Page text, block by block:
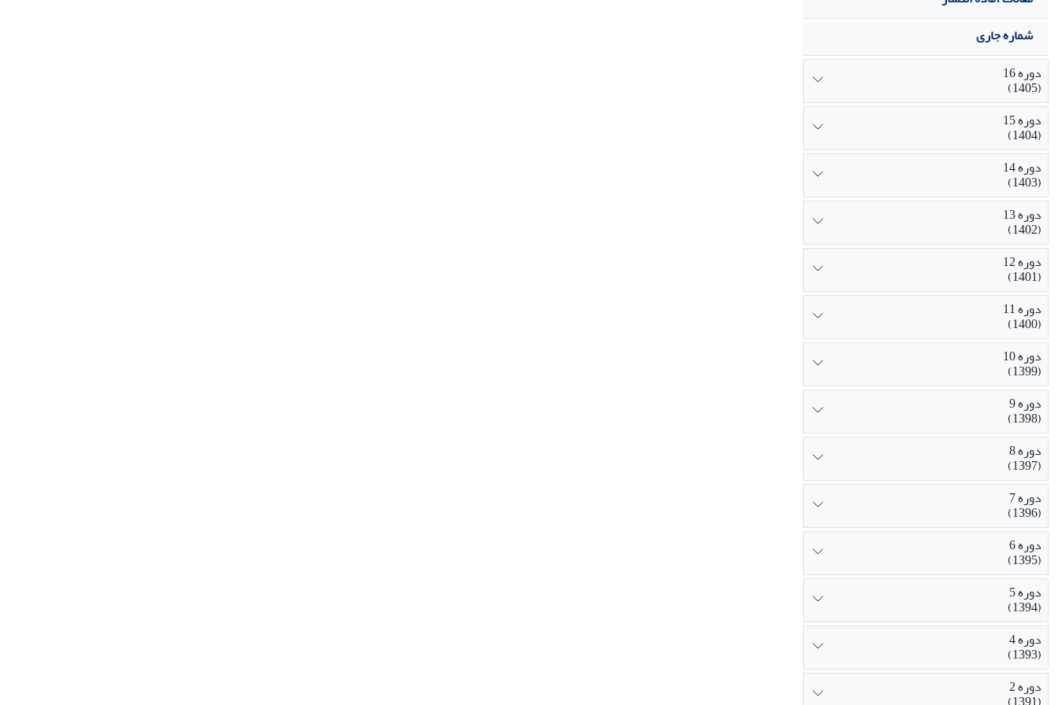
شماره جاری
دوره 16
(1405)
دوره 15
(1404)
دوره 14
(1403)
دوره 13
(1402)
دوره 12
(1401)
دوره 11
(1400)
دوره 10
(1399)
دوره 9
(1398)
دوره 8
(1397)
دوره 7
(1396)
دوره 6
(1395)
دوره 5
(1394)
دوره 4
(1393)
دوره 2